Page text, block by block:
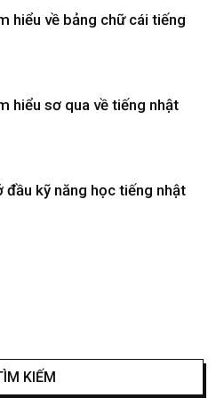
hiểu về bảng chữ cái tiếng
hiểu sơ qua về tiếng nhật
đầu kỹ năng học tiếng nhật
KIẾM